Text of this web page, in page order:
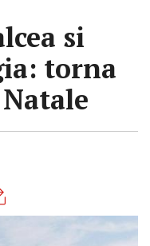
si
torna